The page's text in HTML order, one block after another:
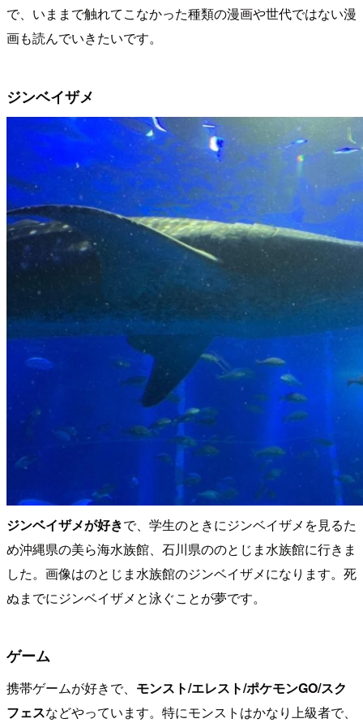
で、いままで触れてこなかった種類の漫画や世代ではない漫
画も読んでいきたいです。
ジンベイザメ
ジンベイザメが好きで、学生のときにジンベイザメを見るた
め沖縄県の美ら海水族館、石川県ののとじま水族館に行きま
した。画像はのとじま水族館のジンベイザメになります。死
ぬまでにジンベイザメと泳ぐことが夢です。
ゲーム
携帯ゲームが好きで、 モンスト/エレスト/ポケモンGO/スク
フェスなどやっています。特にモンストはかなり上級者で、